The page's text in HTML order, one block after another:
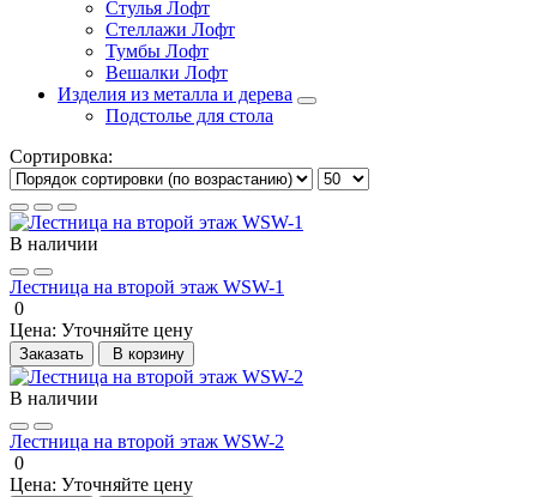
Стулья Лофт
Стеллажи Лофт
Тумбы Лофт
Вешалки Лофт
Изделия из металла и дерева
Подстолье для стола
Сортировка:
В наличии
Лестница на второй этаж WSW-1
0
Цена: Уточняйте цену
Заказать В корзину
В наличии
Лестница на второй этаж WSW-2
0
Цена: Уточняйте цену